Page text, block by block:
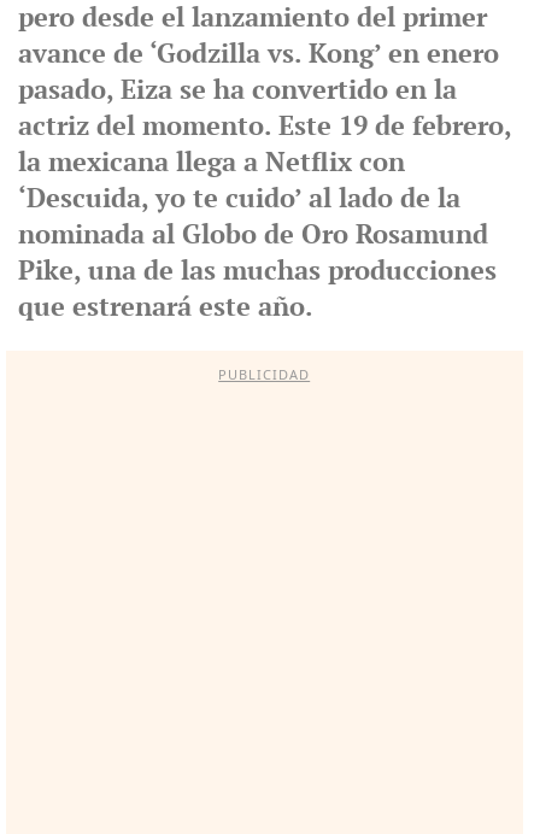
pero desde el lanzamiento del primer
avance de ‘Godzilla vs. Kong’ en enero
pasado, Eiza se ha convertido en la
actriz del momento. Este 19 de febrero,
la mexicana llega a Netflix con
‘Descuida, yo te cuido’ al lado de la
nominada al Globo de Oro Rosamund
Pike, una de las muchas producciones
que estrenará este año.
PUBLICIDAD